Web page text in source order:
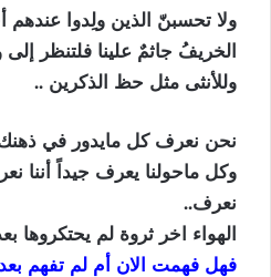
ولا تحسبنّ الذين ولِدوا عندهم
الخريفُ جاثمٌ علينا فلتنظر إلى
وللأنثى مثل حظ الذكرين ..
نحن نعرف كل مايدور في
وكل ماحولنا يعرف جيداً أننا
نعرف..
الهواء اخر ثروة لم يحتكروها
فهل فهمت الان أم لم تفهم